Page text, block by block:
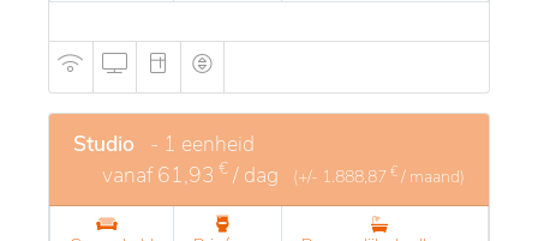
Studio
- 1 eenheid
vanaf61,93 € / dag (+/- 1.888,87 € / maand)